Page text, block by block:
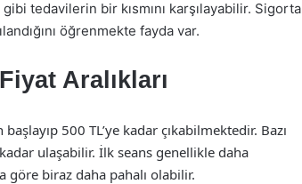
tedavilerin bir kısmını karşılayabilir. Sigorta
öğrenmekte fayda var.
Aralıkları
500 TL’ye kadar çıkabilmektedir. Bazı
ulaşabilir. İlk seans genellikle daha
biraz daha pahalı olabilir.